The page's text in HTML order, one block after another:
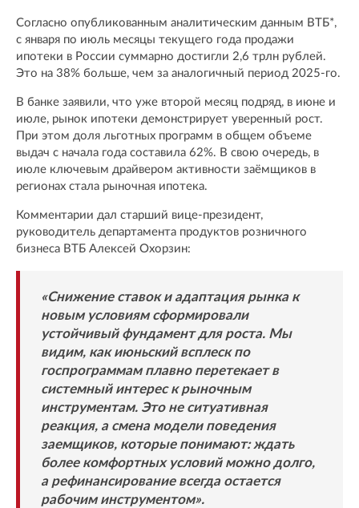
Согласно опубликованным аналитическим данным ВТБ*,
с января по июль месяцы текущего года продажи
ипотеки в России суммарно достигли 2,6 трлн рублей.
Это на 38% больше, чем за аналогичный период 2025-го.
В банке заявили, что уже второй месяц подряд, в июне и
июле, рынок ипотеки демонстрирует уверенный рост.
При этом доля льготных программ в общем объеме
выдач с начала года составила 62%. В свою очередь, в
июле ключевым драйвером активности заёмщиков в
регионах стала рыночная ипотека.
Комментарии дал старший вице-президент,
руководитель департамента продуктов розничного
бизнеса ВТБ Алексей Охорзин:
«Снижение ставок и адаптация рынка к
новым условиям сформировали
устойчивый фундамент для роста. Мы
видим, как июньский всплеск по
госпрограммам плавно перетекает в
системный интерес к рыночным
инструментам. Это не ситуативная
реакция, а смена модели поведения
заемщиков, которые понимают: ждать
более комфортных условий можно долго,
а рефинансирование всегда остается
рабочим инструментом».